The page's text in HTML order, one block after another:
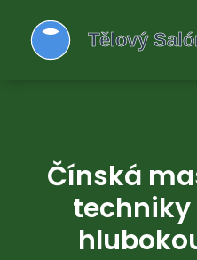
Čínská
techniky